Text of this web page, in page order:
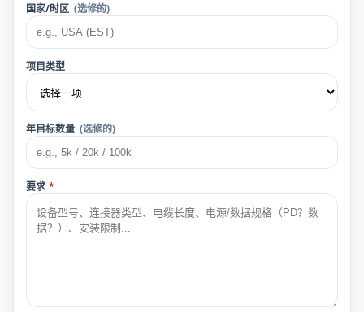
国家/时区 (选修的)
项目类型
年目标数量 (选修的)
要求 *